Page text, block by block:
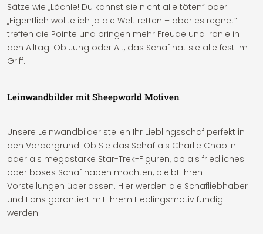
Sätze wie „Lächle! Du kannst sie nicht alle töten“ oder
„Eigentlich wollte ich ja die Welt retten – aber es regnet“
treffen die Pointe und bringen mehr Freude und Ironie in
den Alltag. Ob Jung oder Alt, das Schaf hat sie alle fest im
Griff.
Leinwandbilder mit Sheepworld Motiven
Unsere Leinwandbilder stellen Ihr Lieblingsschaf perfekt in
den Vordergrund. Ob Sie das Schaf als Charlie Chaplin
oder als megastarke Star-Trek-Figuren, ob als friedliches
oder böses Schaf haben möchten, bleibt Ihren
Vorstellungen überlassen. Hier werden die Schafliebhaber
und Fans garantiert mit Ihrem Lieblingsmotiv fündig
werden.